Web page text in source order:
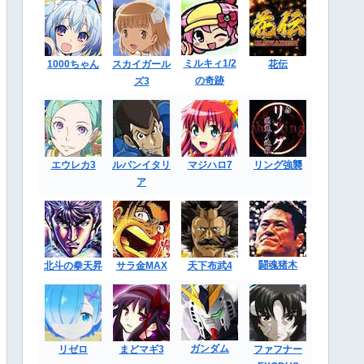
1000ちゃん
スカイガール
ズ3
ミルキィ1/2
の奇跡
花伝
エウレカ3
ルパンイタリ
ア
マジハロ7 リング強襲
北斗の拳天昇 サラ金MAX 天下布武4 闘魂猪木
リゼロ まどマギ3 ガンダム
ファフナー